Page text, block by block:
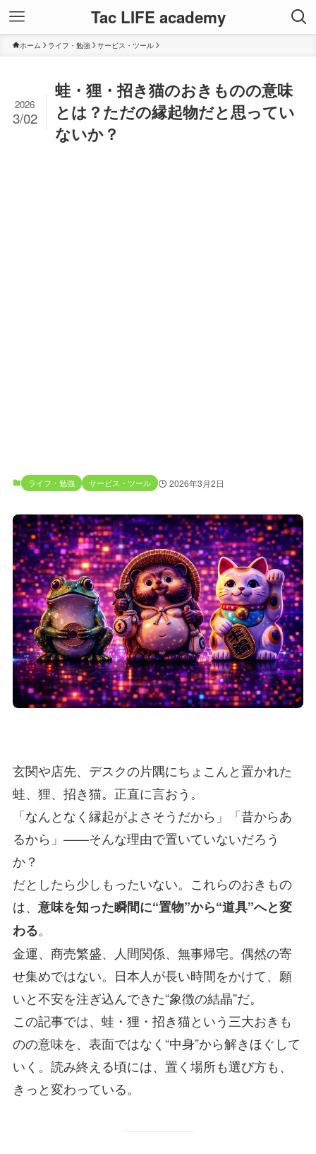
Tac LIFE academy
ホーム ライフ・勉強 サービス・ツール
蛙・狸・招き猫のおきものの意味
とは？ただの縁起物だと思ってい
ないか？
2026
3/02
ライフ・勉強 サービス・ツール 2026年3月2日
玄関や店先、デスクの片隅にちょこんと置かれた
蛙、狸、招き猫。正直に言おう。
「なんとなく縁起がよさそうだから」「昔からあ
るから」——そんな理由で置いていないだろう
か？
だとしたら少しもったいない。これらのおきもの
は、 意味を知った瞬間に“置物”から“道具”へと変
わる。
金運、商売繁盛、人間関係、無事帰宅。偶然の寄
せ集めではない。日本人が長い時間をかけて、願
いと不安を注ぎ込んできた“象徴の結晶”だ。
この記事では、蛙・狸・招き猫という三大おきも
のの意味を、表面ではなく“中身”から解きほぐして
いく。読み終える頃には、置く場所も選び方も、
きっと変わっている。